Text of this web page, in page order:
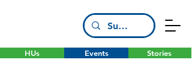
HUs Stories
Events